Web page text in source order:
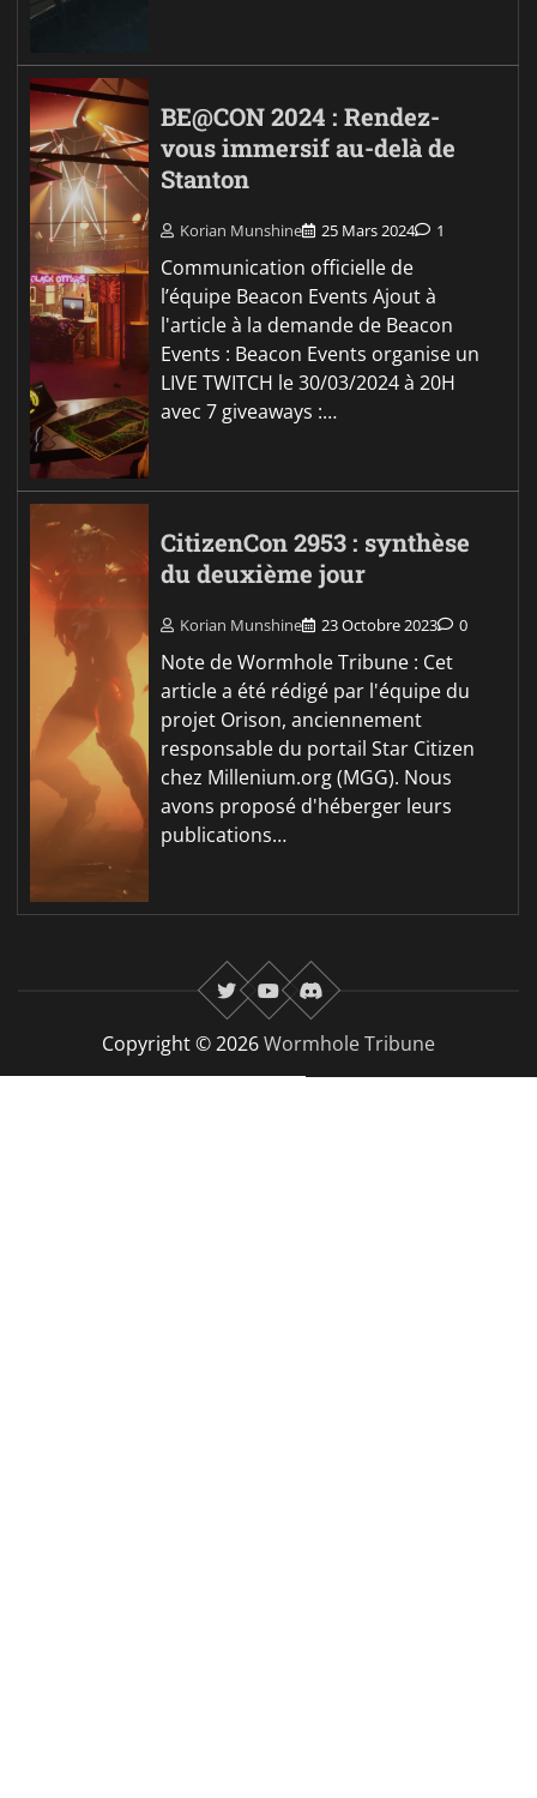
BE@CON 2024 : Rendez-
vous immersif au-delà de
Stanton
Korian Munshine 25 Mars 2024 1
Communication officielle de
l’équipe Beacon Events Ajout à
l'article à la demande de Beacon
Events : Beacon Events organise un
LIVE TWITCH le 30/03/2024 à 20H
avec 7 giveaways :…
CitizenCon 2953 : synthèse
du deuxième jour
Korian Munshine 23 Octobre 2023 0
Note de Wormhole Tribune : Cet
article a été rédigé par l'équipe du
projet Orison, anciennement
responsable du portail Star Citizen
chez Millenium.org (MGG). Nous
avons proposé d'héberger leurs
publications…
twitteryoutubeDiscord
Copyright © 2026Wormhole Tribune